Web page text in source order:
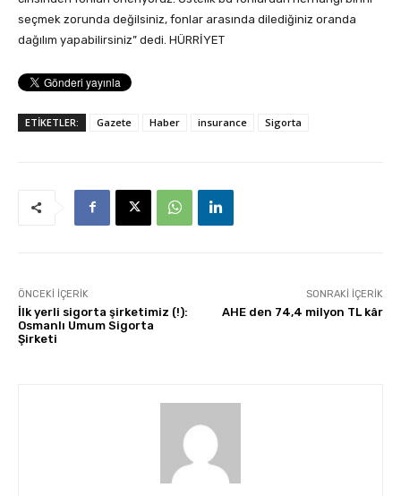
seçmek zorunda değilsiniz, fonlar arasında dilediğiniz oranda
dağılım yapabilirsiniz” dedi. HÜRRİYET
ETİKETLER: Gazete Haber insurance Sigorta
ÖNCEKI İÇERIK
İlk yerli sigorta şirketimiz (!):
Osmanlı Umum Sigorta
Şirketi
SONRAKI İÇERIK
AHE den 74,4 milyon TL kâr